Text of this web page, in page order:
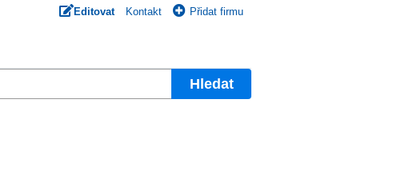
Editovat Kontakt Přidat firmu
Hledat